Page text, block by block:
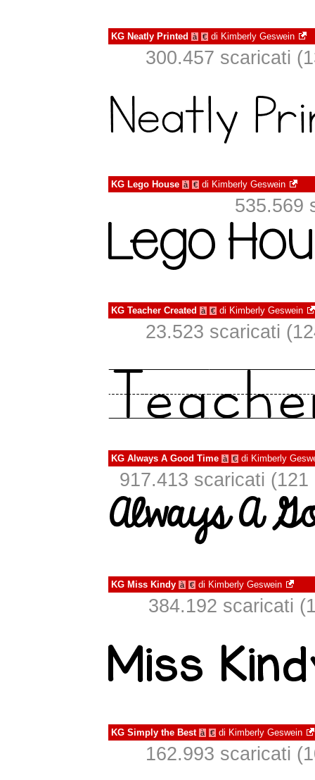
KG Neatly Printed à € di Kimberly Geswein
300.457 scaricati
KG Lego House à € di Kimberly Geswein
535.569
KG Teacher Created à € di Kimberly Geswein
23.523 scaricati
KG Always A Good Time à € di Kimberly
917.413 scaricati (121
KG Miss Kindy à € di Kimberly Geswein
384.192 scaricati
KG Simply the Best à € di Kimberly Geswein
162.993 scaricati